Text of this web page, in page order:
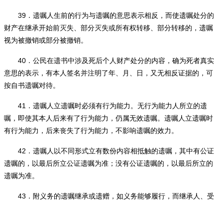
39 ．遗嘱人生前的行为与遗嘱的意思表示相反，而使遗嘱处分的
财产在继承开始前灭失、部分灭失或所有权转移、部分转移的，遗嘱
视为被撤销或部分被撤销。
40 ．公民在遗书中涉及死后个人财产处分的内容，确为死者真实
意思的表示，有本人签名并注明了年、月、日，又无相反证据的，可
按自书遗嘱对待。
41 ．遗嘱人立遗嘱时必须有行为能力。无行为能力人所立的遗
嘱，即使其本人后来有了行为能力，仍属无效遗嘱。遗嘱人立遗嘱时
有行为能力，后来丧失了行为能力，不影响遗嘱的效力。
42 ．遗嘱人以不同形式立有数份内容相抵触的遗嘱，其中有公证
遗嘱的，以最后所立公证遗嘱为准；没有公证遗嘱的，以最后所立的
遗嘱为准。
43 ．附义务的遗嘱继承或遗赠，如义务能够履行，而继承人、受